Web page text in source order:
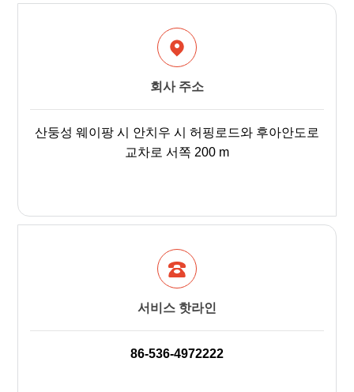
회사 주소
산둥성 웨이팡 시 안치우 시 허핑로드와 후아안도로
교차로 서쪽 200 m
서비스 핫라인
86-536-4972222